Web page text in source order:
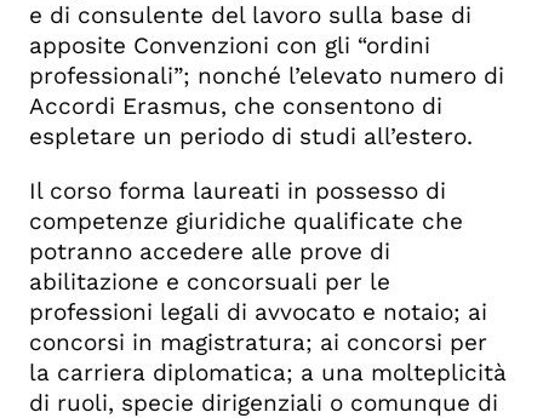
e di consulente del lavoro sulla base di
apposite Convenzioni con gli “ordini
professionali”; nonché l’elevato numero di
Accordi Erasmus, che consentono di
espletare un periodo di studi all’estero.
Il corso forma laureati in possesso di
competenze giuridiche qualificate che
potranno accedere alle prove di
abilitazione e concorsuali per le
professioni legali di avvocato e notaio; ai
concorsi in magistratura; ai concorsi per
la carriera diplomatica; a una molteplicità
di ruoli, specie dirigenziali o comunque di